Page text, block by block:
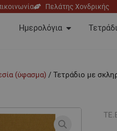
Πελάτης Χονδρικής
Ημερολόγια Open
(ύφασμα) / Τετράδιο με